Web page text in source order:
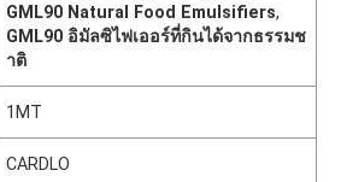
GML90 Natural Food Emulsifiers,
GML90 อิมัลซิไฟเออร์ที่กินได้จากธรรมช
าติ
1MT
CARDLO